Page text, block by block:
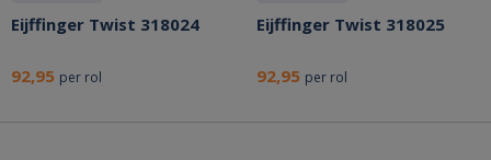
Eijffinger Twist 318024
92,95 per rol
Eijffinger Twist 318025
92,95 per rol